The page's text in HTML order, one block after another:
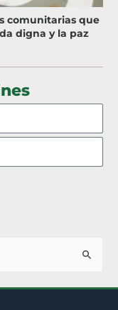
comunitarias que
digna y la paz